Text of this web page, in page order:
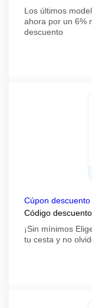
Los últimos
ahora por un 6%
descuento
Cúpon
Código
¡Sin mínimos
tu cesta y no